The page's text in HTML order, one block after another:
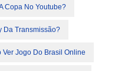
Copa No Youtube?
Da Transmissão?
Ver Jogo Do Brasil Online